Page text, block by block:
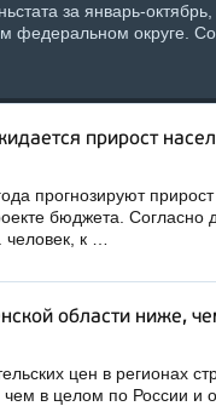
за январь-
федеральном округе.
прирост
прогнозируют
бюджета. Согласно
к …
области ниже,
цен в регионах
в целом по России и